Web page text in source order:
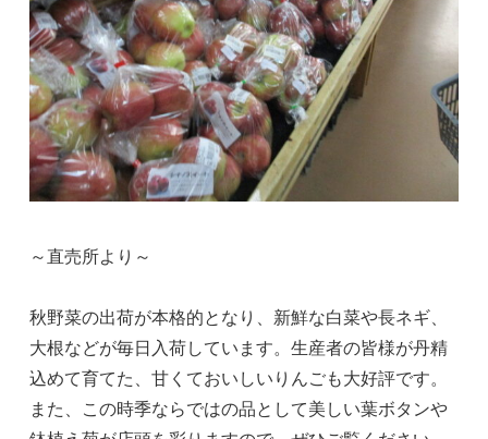
～直売所より～
秋野菜の出荷が本格的となり、新鮮な白菜や長ネギ、
大根などが毎日入荷しています。生産者の皆様が丹精
込めて育てた、甘くておいしいりんごも大好評です。
また、この時季ならではの品として美しい葉ボタンや